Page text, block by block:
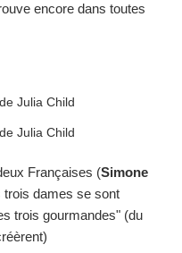
encore dans toutes
Françaises (Simone
trois dames se sont
trois gourmandes" (du